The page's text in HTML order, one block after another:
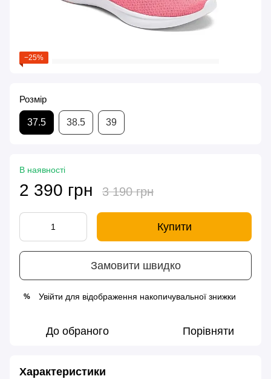
−25%
Розмір
37.5 38.5 39
В наявності
2 390 грн 3 190 грн
Купити
Замовити швидко
% Увійти для відображення накопичувальної знижки
До обраного Порівняти
Характеристики